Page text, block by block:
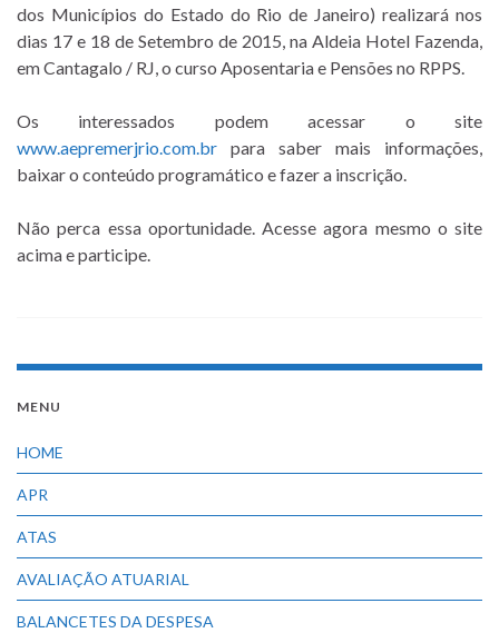
dos Municípios do Estado do Rio de Janeiro) realizará nos
dias 17 e 18 de Setembro de 2015, na Aldeia Hotel Fazenda,
em Cantagalo / RJ, o curso Aposentaria e Pensões no RPPS.
Os interessados podem acessar o site
www.aepremerjrio.com.br para saber mais informações,
baixar o conteúdo programático e fazer a inscrição.
Não perca essa oportunidade. Acesse agora mesmo o site
acima e participe.
MENU
HOME
APR
ATAS
AVALIAÇÃO ATUARIAL
BALANCETES DA DESPESA